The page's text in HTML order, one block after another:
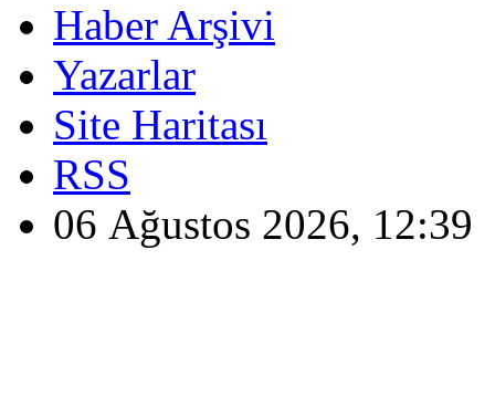
Haber Arşivi
Yazarlar
Site Haritası
RSS
06 Ağustos 2026, 12:39